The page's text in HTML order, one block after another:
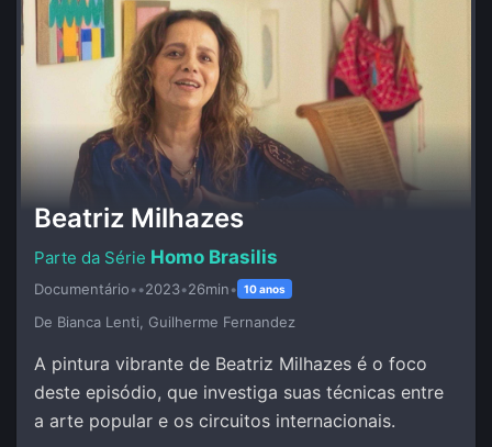
Beatriz Milhazes
Homo Brasilis
Documentário••2023•26min• 10 anos
De Bianca Lenti, Guilherme Fernandez
A pintura vibrante de Beatriz Milhazes é o foco
deste episódio, que investiga suas técnicas entre
a arte popular e os circuitos internacionais.